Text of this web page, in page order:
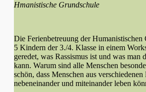
Hmanistische Grundschule
Die Ferienbetreuung der Humanistischen
5 Kindern der 3./4. Klasse in einem
geredet, was Rassismus ist und was man
kann. Warum sind alle Menschen
schön, dass Menschen aus
nebeneinander und miteinander leben